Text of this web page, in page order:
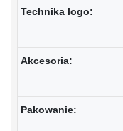
Technika logo:
Akcesoria:
Pakowanie: